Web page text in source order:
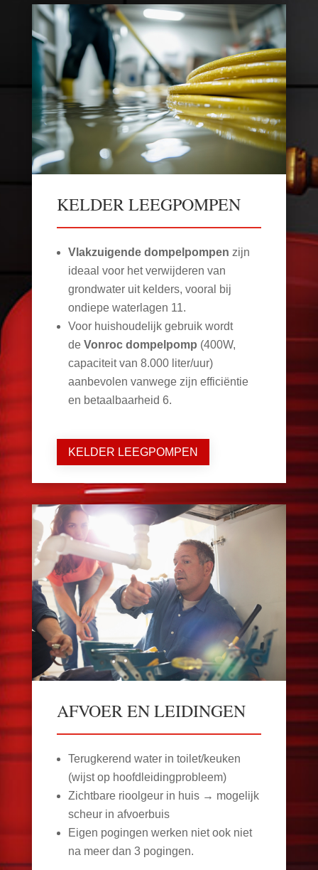
KELDER LEEGPOMPEN
Vlakzuigende dompelpompen zijn
ideaal voor het verwijderen van
grondwater uit kelders, vooral bij
ondiepe waterlagen 11.
Voor huishoudelijk gebruik wordt
de Vonroc dompelpomp (400W,
capaciteit van 8.000 liter/uur)
aanbevolen vanwege zijn efficiëntie
en betaalbaarheid 6.
KELDER LEEGPOMPEN
AFVOER EN LEIDINGEN
Terugkerend water in toilet/keuken
(wijst op hoofdleidingprobleem)
Zichtbare rioolgeur in huis → mogelijk
scheur in afvoerbuis
Eigen pogingen werken niet ook niet
na meer dan 3 pogingen.